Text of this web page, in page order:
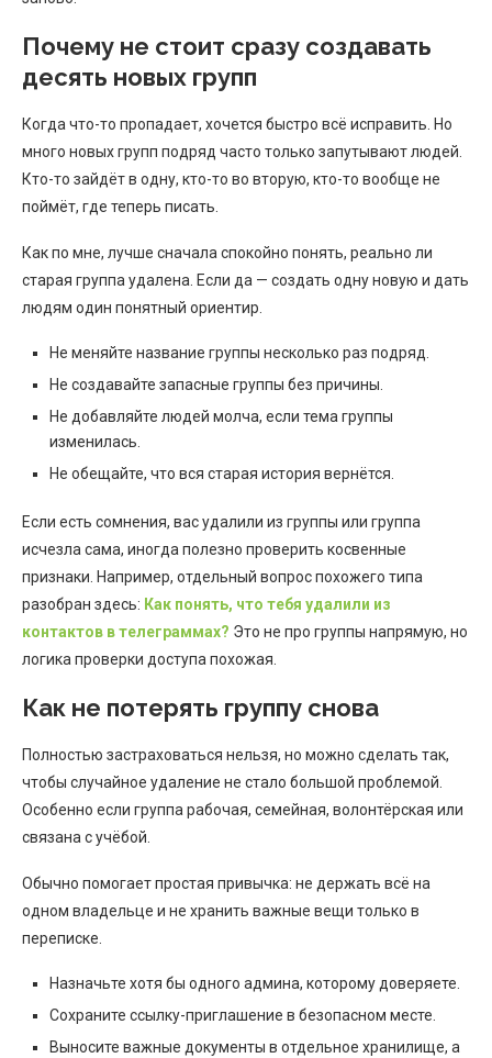
Почему не стоит сразу создавать
десять новых групп
Когда что-то пропадает, хочется быстро всё исправить. Но
много новых групп подряд часто только запутывают людей.
Кто-то зайдёт в одну, кто-то во вторую, кто-то вообще не
поймёт, где теперь писать.
Как по мне, лучше сначала спокойно понять, реально ли
старая группа удалена. Если да — создать одну новую и дать
людям один понятный ориентир.
Не меняйте название группы несколько раз подряд.
Не создавайте запасные группы без причины.
Не добавляйте людей молча, если тема группы
изменилась.
Не обещайте, что вся старая история вернётся.
Если есть сомнения, вас удалили из группы или группа
исчезла сама, иногда полезно проверить косвенные
признаки. Например, отдельный вопрос похожего типа
разобран здесь: Как понять, что тебя удалили из
контактов в телеграммах? Это не про группы напрямую, но
логика проверки доступа похожая.
Как не потерять группу снова
Полностью застраховаться нельзя, но можно сделать так,
чтобы случайное удаление не стало большой проблемой.
Особенно если группа рабочая, семейная, волонтёрская или
связана с учёбой.
Обычно помогает простая привычка: не держать всё на
одном владельце и не хранить важные вещи только в
переписке.
Назначьте хотя бы одного админа, которому доверяете.
Сохраните ссылку-приглашение в безопасном месте.
Выносите важные документы в отдельное хранилище, а